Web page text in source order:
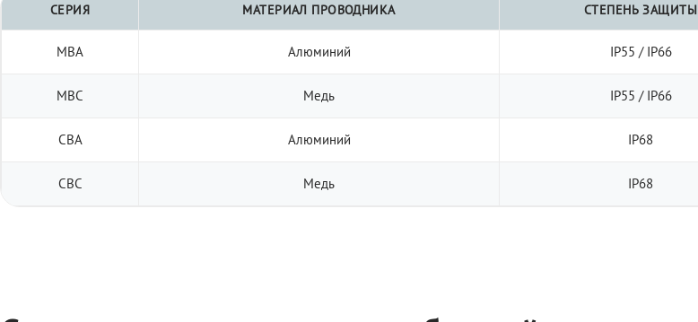
СЕРИЯ МАТЕРИАЛ ПРОВОДНИКА СТЕПЕНЬ ЗАЩИТЫ
МВА Алюминий IP55 / IP66
МВС Медь IP55 / IP66
СВА Алюминий IP68
СВС Медь IP68